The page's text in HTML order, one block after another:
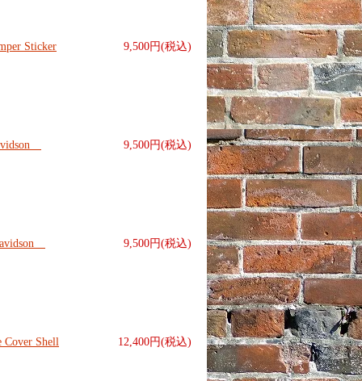
9,500円(税込)
Sticker
9,500円(税込)
9,500円(税込)
12,400円(税込)
Shell